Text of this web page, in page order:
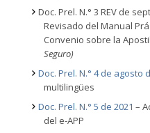
Doc. Prel. N.° 3 REV de
Revisado del Manual
Convenio sobre la
Seguro)
Doc. Prel. N.° 4 de agosto
multilingües
Doc. Prel. N.° 5 de 2021 –
del e-APP